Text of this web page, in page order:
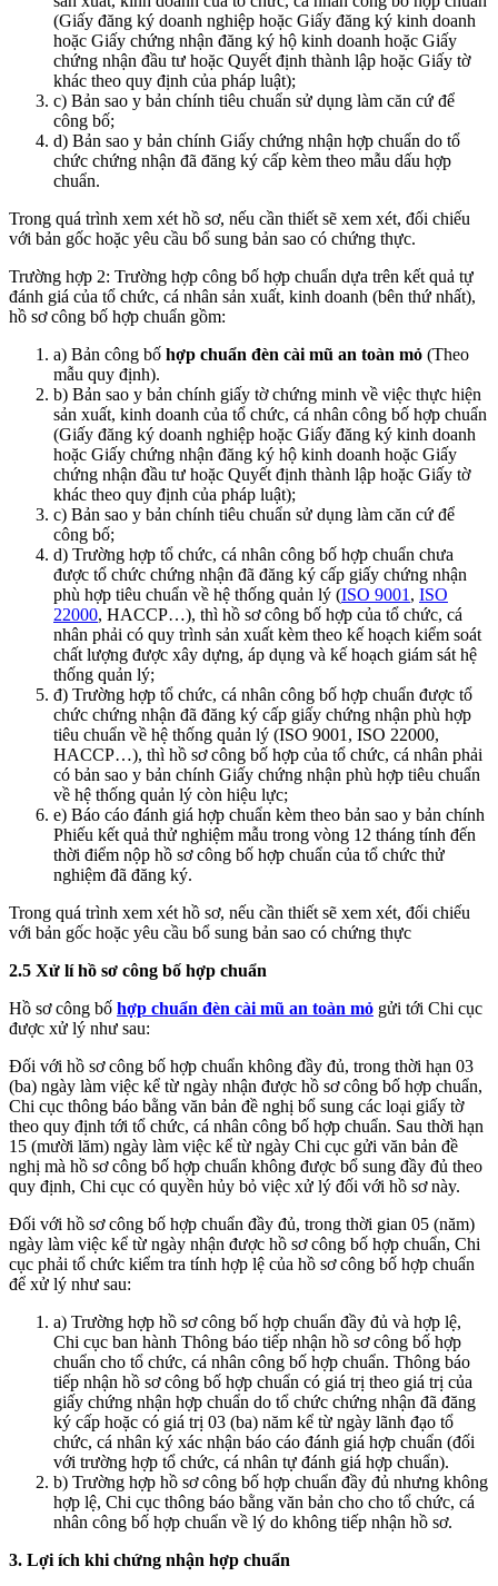
(Giấy đăng ký doanh nghiệp hoặc Giấy đăng ký kinh doanh
hoặc Giấy chứng nhận đăng ký hộ kinh doanh hoặc Giấy
chứng nhận đầu tư hoặc Quyết định thành lập hoặc Giấy tờ
khác theo quy định của pháp luật);
c) Bản sao y bản chính tiêu chuẩn sử dụng làm căn cứ để
công bố;
d) Bản sao y bản chính Giấy chứng nhận hợp chuẩn do tổ
chức chứng nhận đã đăng ký cấp kèm theo mẫu dấu hợp
chuẩn.
Trong quá trình xem xét hồ sơ, nếu cần thiết sẽ xem xét, đối chiếu
với bản gốc hoặc yêu cầu bổ sung bản sao có chứng thực.
Trường hợp 2: Trường hợp công bố hợp chuẩn dựa trên kết quả tự
đánh giá của tổ chức, cá nhân sản xuất, kinh doanh (bên thứ nhất),
hồ sơ công bố hợp chuẩn gồm:
a) Bản công bố hợp chuẩn đèn cài mũ an toàn mỏ (Theo
mẫu quy định).
b) Bản sao y bản chính giấy tờ chứng minh về việc thực hiện
sản xuất, kinh doanh của tổ chức, cá nhân công bố hợp chuẩn
(Giấy đăng ký doanh nghiệp hoặc Giấy đăng ký kinh doanh
hoặc Giấy chứng nhận đăng ký hộ kinh doanh hoặc Giấy
chứng nhận đầu tư hoặc Quyết định thành lập hoặc Giấy tờ
khác theo quy định của pháp luật);
c) Bản sao y bản chính tiêu chuẩn sử dụng làm căn cứ để
công bố;
d) Trường hợp tổ chức, cá nhân công bố hợp chuẩn chưa
được tổ chức chứng nhận đã đăng ký cấp giấy chứng nhận
phù hợp tiêu chuẩn về hệ thống quản lý (ISO 9001 , ISO
22000, HACCP…), thì hồ sơ công bố hợp của tổ chức, cá
nhân phải có quy trình sản xuất kèm theo kế hoạch kiểm soát
chất lượng được xây dựng, áp dụng và kế hoạch giám sát hệ
thống quản lý;
đ) Trường hợp tổ chức, cá nhân công bố hợp chuẩn được tổ
chức chứng nhận đã đăng ký cấp giấy chứng nhận phù hợp
tiêu chuẩn về hệ thống quản lý (ISO 9001, ISO 22000,
HACCP…), thì hồ sơ công bố hợp của tổ chức, cá nhân phải
có bản sao y bản chính Giấy chứng nhận phù hợp tiêu chuẩn
về hệ thống quản lý còn hiệu lực;
e) Báo cáo đánh giá hợp chuẩn kèm theo bản sao y bản chính
Phiếu kết quả thử nghiệm mẫu trong vòng 12 tháng tính đến
thời điểm nộp hồ sơ công bố hợp chuẩn của tổ chức thử
nghiệm đã đăng ký.
Trong quá trình xem xét hồ sơ, nếu cần thiết sẽ xem xét, đối chiếu
với bản gốc hoặc yêu cầu bổ sung bản sao có chứng thực
2.5 Xử lí hồ sơ công bố hợp chuẩn
Hồ sơ công bố hợp chuẩn đèn cài mũ an toàn mỏ gửi tới Chi cục
được xử lý như sau:
Đối với hồ sơ công bố hợp chuẩn không đầy đủ, trong thời hạn 03
(ba) ngày làm việc kể từ ngày nhận được hồ sơ công bố hợp chuẩn,
Chi cục thông báo bằng văn bản đề nghị bổ sung các loại giấy tờ
theo quy định tới tổ chức, cá nhân công bố hợp chuẩn. Sau thời hạn
15 (mười lăm) ngày làm việc kể từ ngày Chi cục gửi văn bản đề
nghị mà hồ sơ công bố hợp chuẩn không được bổ sung đầy đủ theo
quy định, Chi cục có quyền hủy bỏ việc xử lý đối với hồ sơ này.
Đối với hồ sơ công bố hợp chuẩn đầy đủ, trong thời gian 05 (năm)
ngày làm việc kể từ ngày nhận được hồ sơ công bố hợp chuẩn, Chi
cục phải tổ chức kiểm tra tính hợp lệ của hồ sơ công bố hợp chuẩn
để xử lý như sau:
a) Trường hợp hồ sơ công bố hợp chuẩn đầy đủ và hợp lệ,
Chi cục ban hành Thông báo tiếp nhận hồ sơ công bố hợp
chuẩn cho tổ chức, cá nhân công bố hợp chuẩn. Thông báo
tiếp nhận hồ sơ công bố hợp chuẩn có giá trị theo giá trị của
giấy chứng nhận hợp chuẩn do tổ chức chứng nhận đã đăng
ký cấp hoặc có giá trị 03 (ba) năm kể từ ngày lãnh đạo tổ
chức, cá nhân ký xác nhận báo cáo đánh giá hợp chuẩn (đối
với trường hợp tổ chức, cá nhân tự đánh giá hợp chuẩn).
b) Trường hợp hồ sơ công bố hợp chuẩn đầy đủ nhưng không
hợp lệ, Chi cục thông báo bằng văn bản cho cho tổ chức, cá
nhân công bố hợp chuẩn về lý do không tiếp nhận hồ sơ.
3. Lợi ích khi chứng nhận hợp chuẩn